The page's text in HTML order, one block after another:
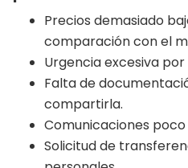
Precios demasiado
comparación con el
Urgencia excesiva
Falta de
compartirla.
Comunicaciones
Solicitud de